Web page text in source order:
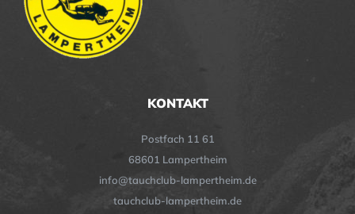
KONTAKT
Postfach 11 61
68601 Lampertheim
info@tauchclub-lampertheim.de
tauchclub-lampertheim.de